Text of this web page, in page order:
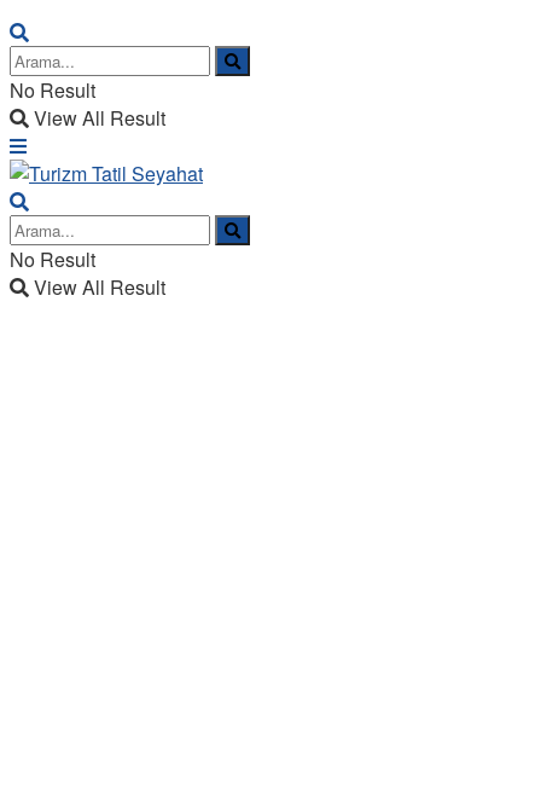
No Result
View All Result
No Result
View All Result